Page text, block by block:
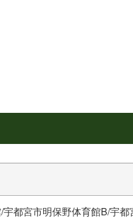
都宮市明保野体育館B/宇